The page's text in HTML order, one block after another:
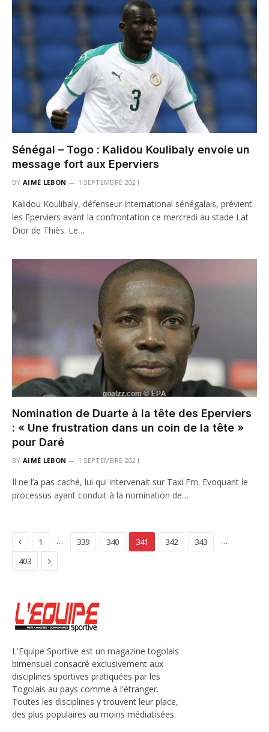
Sénégal – Togo : Kalidou Koulibaly envoie un
message fort aux Eperviers
BY AIMÉ LEBON 1 SEPTEMBRE 2021
Kalidou Koulibaly, défenseur international sénégalais, prévient
les Eperviers avant la confrontation ce mercredi au stade Lat
Dior de Thiès. Le…
Nomination de Duarte à la tête des Eperviers
: « Une frustration dans un coin de la tête »
pour Daré
BY AIMÉ LEBON 1 SEPTEMBRE 2021
Il ne l’a pas caché, lui qui intervenait sur Taxi Fm. Evoquant le
processus ayant conduit à la nomination de…
Previous
1 … 339 340 341 342 343
…
403
Next
L'Equipe Sportive est un magazine togolais
bimensuel consacré exclusivement aux
disciplines sportives pratiquées par les
Togolais au pays comme à l'étranger.
Toutes les disciplines y trouvent leur place,
des plus populaires au moins médiatisées.